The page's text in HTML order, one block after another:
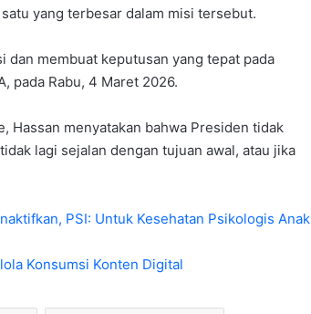
yang terbesar dalam misi tersebut.
dan membuat keputusan yang tepat pada
pada Rabu, 4 Maret 2026.
Hassan menyatakan bahwa Presiden tidak
lagi sejalan dengan tujuan awal, atau jika
PSI: Untuk Kesehatan Psikologis Anak
Konsumsi Konten Digital